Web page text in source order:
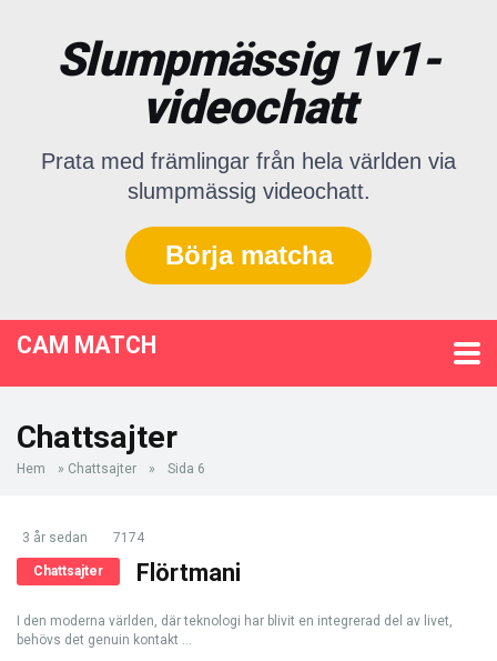
Slumpmässig 1v1-
videochatt
Prata med främlingar från hela världen via
slumpmässig videochatt.
Börja matcha
CAM MATCH
Chattsajter
Hem » Chattsajter » Sida 6
3 år sedan 7174
Chattsajter Flörtmani
I den moderna världen, där teknologi har blivit en integrerad del av livet,
behövs det genuin kontakt ...